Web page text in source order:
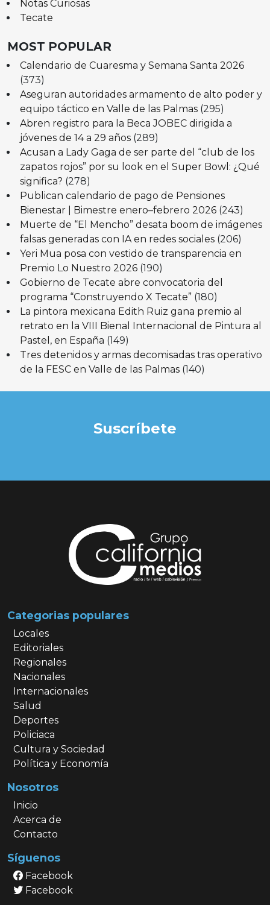
Notas Curiosas
Tecate
MOST POPULAR
Calendario de Cuaresma y Semana Santa 2026
(373)
Aseguran autoridades armamento de alto poder y
equipo táctico en Valle de las Palmas (295)
Abren registro para la Beca JOBEC dirigida a
jóvenes de 14 a 29 años (289)
Acusan a Lady Gaga de ser parte del “club de los
zapatos rojos” por su look en el Super Bowl: ¿Qué
significa? (278)
Publican calendario de pago de Pensiones
Bienestar | Bimestre enero–febrero 2026 (243)
Muerte de “El Mencho” desata boom de imágenes
falsas generadas con IA en redes sociales (206)
Yeri Mua posa con vestido de transparencia en
Premio Lo Nuestro 2026 (190)
Gobierno de Tecate abre convocatoria del
programa “Construyendo X Tecate” (180)
La pintora mexicana Edith Ruiz gana premio al
retrato en la VIII Bienal Internacional de Pintura al
Pastel, en España (149)
Tres detenidos y armas decomisadas tras operativo
de la FESC en Valle de las Palmas (140)
Suscríbete
Categorias populares
Locales
Editoriales
Regionales
Nacionales
Internacionales
Salud
Deportes
Policiaca
Cultura y Sociedad
Política y Economía
Nosotros
Inicio
Acerca de
Contacto
Síguenos
Facebook
Facebook